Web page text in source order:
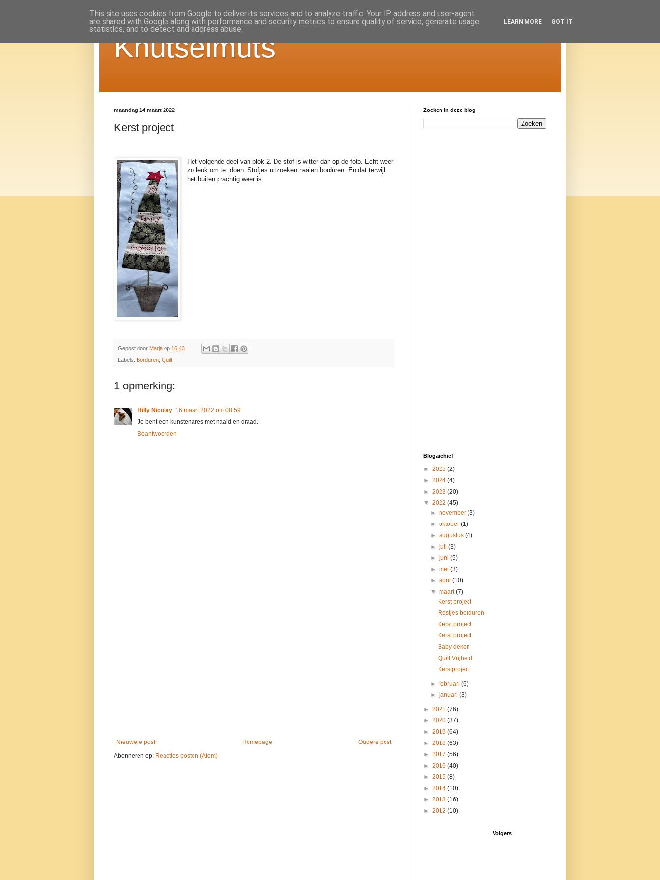
Knutselmuts
maandag 14 maart 2022
Kerst project
Het volgende deel van blok 2. De stof is witter dan op de foto. Echt weer
zo leuk om te doen. Stofjes uitzoeken naaien borduren. En dat terwijl
het buiten prachtig weer is.
Gepost door Marja op 16:43
Labels: Borduren, Quilt
1 opmerking:
Hilly Nicolay 16 maart 2022 om 08:59
Je bent een kunstenares met naald en draad.
Beantwoorden
Nieuwere post Oudere post
Homepage
Abonneren op: Reacties posten (Atom)
Zoeken in deze blog
Blogarchief
► 2025 (2)
► 2024 (4)
► 2023 (20)
▼ 2022 (45)
►november(3)
►oktober(1)
►augustus(4)
►juli(3)
►juni(5)
►mei(3)
►april(10)
▼maart(7)
Kerst project
Restjes borduren
Kerst project
Kerst project
Baby deken
Quilt Vrijheid
Kerstproject
►februari(6)
►januari(3)
► 2021 (76)
► 2020 (37)
► 2019 (64)
► 2018 (63)
► 2017 (56)
► 2016 (40)
► 2015 (8)
► 2014 (10)
► 2013 (16)
► 2012 (10)
Volgers
This site uses cookies from Google to deliver its services and to analyze traffic. Your IP address and user-agent
are shared with Google along with performance and security metrics to ensure quality of service, generate usage
statistics, and to detect and address abuse.
LEARN MORE GOT IT